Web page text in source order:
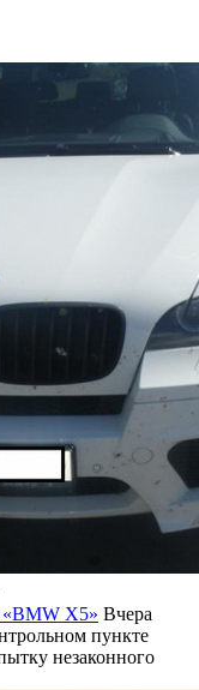
«BMW Х5» Вчера
пункте
незаконного